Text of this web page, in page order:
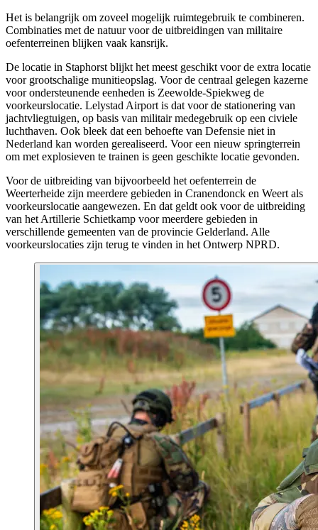
Het is belangrijk om zoveel mogelijk ruimtegebruik te combineren.
Combinaties met de natuur voor de uitbreidingen van militaire
oefenterreinen blijken vaak kansrijk.
De locatie in Staphorst blijkt het meest geschikt voor de extra locatie
voor grootschalige munitieopslag. Voor de centraal gelegen kazerne
voor ondersteunende eenheden is Zeewolde-Spiekweg de
voorkeurslocatie. Lelystad Airport is dat voor de stationering van
jachtvliegtuigen, op basis van militair medegebruik op een civiele
luchthaven. Ook bleek dat een behoefte van Defensie niet in
Nederland kan worden gerealiseerd. Voor een nieuw springterrein
om met explosieven te trainen is geen geschikte locatie gevonden.
Voor de uitbreiding van bijvoorbeeld het oefenterrein de
Weerterheide zijn meerdere gebieden in Cranendonck en Weert als
voorkeurslocatie aangewezen. En dat geldt ook voor de uitbreiding
van het Artillerie Schietkamp voor meerdere gebieden in
verschillende gemeenten van de provincie Gelderland. Alle
voorkeurslocaties zijn terug te vinden in het Ontwerp NPRD.